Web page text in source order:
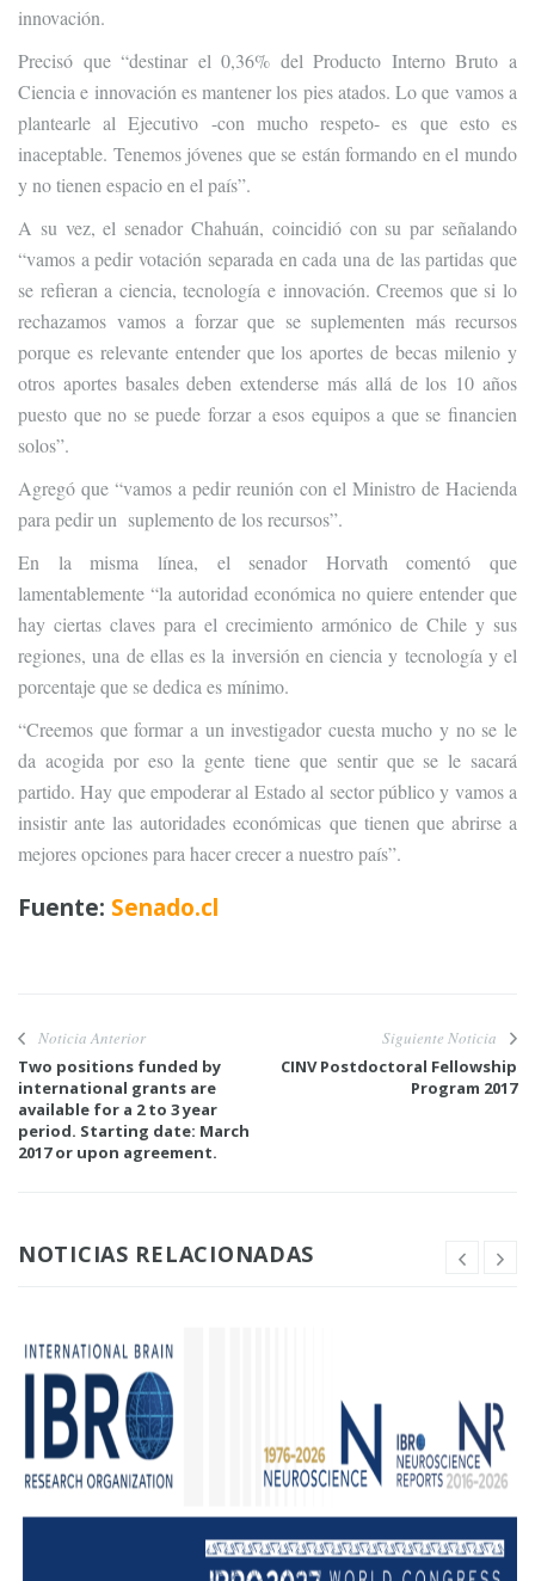
innovación.
Precisó que “destinar el 0,36% del Producto Interno Bruto a
Ciencia e innovación es mantener los pies atados. Lo que vamos a
plantearle al Ejecutivo -con mucho respeto- es que esto es
inaceptable. Tenemos jóvenes que se están formando en el mundo
y no tienen espacio en el país”.
A su vez, el senador Chahuán, coincidió con su par señalando
“vamos a pedir votación separada en cada una de las partidas que
se refieran a ciencia, tecnología e innovación. Creemos que si lo
rechazamos vamos a forzar que se suplementen más recursos
porque es relevante entender que los aportes de becas milenio y
otros aportes basales deben extenderse más allá de los 10 años
puesto que no se puede forzar a esos equipos a que se financien
solos”.
Agregó que “vamos a pedir reunión con el Ministro de Hacienda
para pedir un suplemento de los recursos”.
En la misma línea, el senador Horvath comentó que
lamentablemente “la autoridad económica no quiere entender que
hay ciertas claves para el crecimiento armónico de Chile y sus
regiones, una de ellas es la inversión en ciencia y tecnología y el
porcentaje que se dedica es mínimo.
“Creemos que formar a un investigador cuesta mucho y no se le
da acogida por eso la gente tiene que sentir que se le sacará
partido. Hay que empoderar al Estado al sector público y vamos a
insistir ante las autoridades económicas que tienen que abrirse a
mejores opciones para hacer crecer a nuestro país”.
Fuente: Senado.cl
Noticia Anterior
Two positions funded by
international grants are
available for a 2 to 3 year
period. Starting date: March
2017 or upon agreement.
Siguiente Noticia
CINV Postdoctoral Fellowship
Program 2017
NOTICIAS RELACIONADAS